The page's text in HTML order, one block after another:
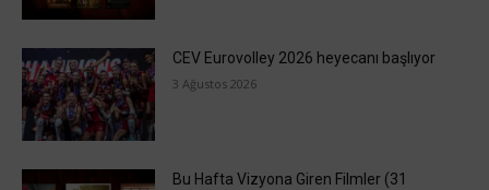
CEV Eurovolley 2026 heyecanı başlıyor
3 Ağustos 2026
Bu Hafta Vizyona Giren Filmler (31